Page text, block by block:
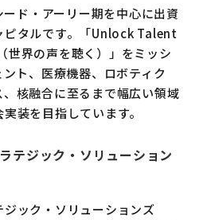
ド・アーリー期を中心に出資
ピタルです。「Unlock Talent
界の声を聴く）」をミッシ
ト、医療機器、ロボティク
核融合に至るまで幅広い領域
装を目指しています。
テジック・ソリューション
ック・ソリューションズ